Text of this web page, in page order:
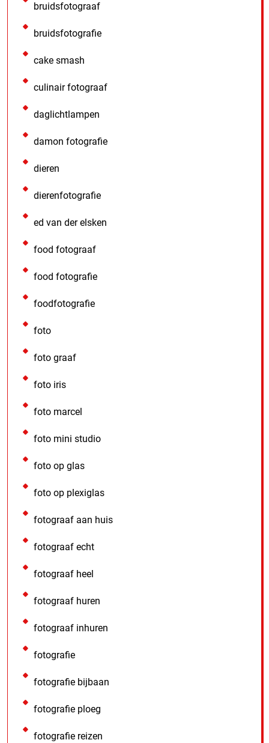
bruidsfotograaf
bruidsfotografie
cake smash
culinair fotograaf
daglichtlampen
damon fotografie
dieren
dierenfotografie
ed van der elsken
food fotograaf
food fotografie
foodfotografie
foto
foto graaf
foto iris
foto marcel
foto mini studio
foto op glas
foto op plexiglas
fotograaf aan huis
fotograaf echt
fotograaf heel
fotograaf huren
fotograaf inhuren
fotografie
fotografie bijbaan
fotografie ploeg
fotografie reizen